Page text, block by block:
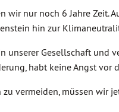
wir nur noch 6 Jahre Zeit.
hin zur
unserer Gesellschaft und
habt keine Angst vor
vermeiden, müssen wir